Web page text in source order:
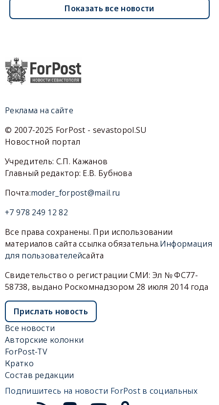
Показать все новости
Реклама на сайте
© 2007-2025 ForPost - sevastopol.SU
Новостной портал
Учредитель: С.П. Кажанов
Главный редактор: Е.В. Бубнова
Почта:moder_forpost@mail.ru
+7 978 249 12 82
Все права сохранены. При использовании
материалов сайта ссылка обязательна.Информация
для пользователейсайта
Свидетельство о регистрации СМИ: Эл № ФС77-
58738, выдано Роскомнадзором 28 июля 2014 года
Прислать новость
Все новости
Авторские колонки
ForPost-TV
Кратко
Состав редакции
Подпишитесь на новости ForPost в социальных